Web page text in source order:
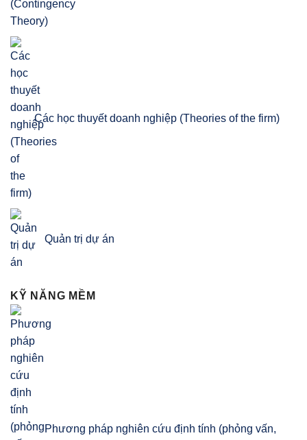
Các học thuyết doanh nghiệp (Theories of the firm)
Quản trị dự án
KỸ NĂNG MỀM
Phương pháp nghiên cứu định tính (phỏng vấn,